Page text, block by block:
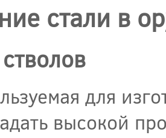
стали в
для
высокой